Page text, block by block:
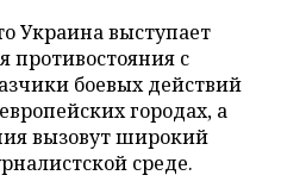
Украина выступает
с
боевых действий
городах, а
вызовут широкий
среде.